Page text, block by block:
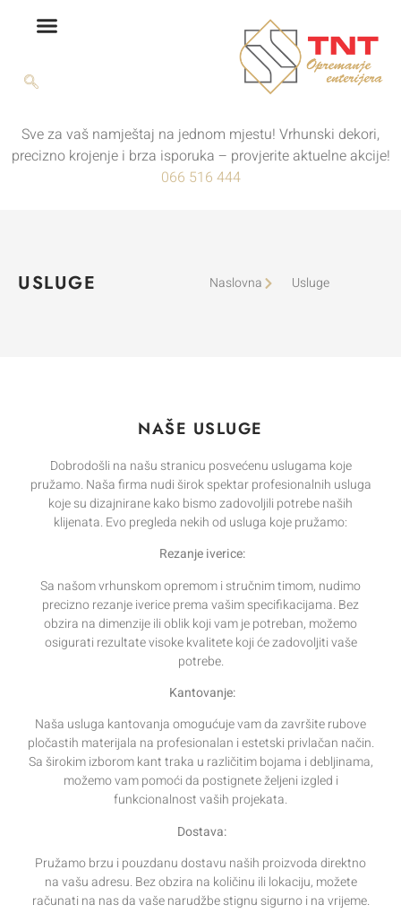
Sve za vaš namještaj na jednom mjestu! Vrhunski dekori,
precizno krojenje i brza isporuka – provjerite aktuelne akcije!
066 516 444
USLUGE Naslovna Usluge
NAŠE USLUGE
Dobrodošli na našu stranicu posvećenu uslugama koje
pružamo. Naša firma nudi širok spektar profesionalnih usluga
koje su dizajnirane kako bismo zadovoljili potrebe naših
klijenata. Evo pregleda nekih od usluga koje pružamo:
Rezanje iverice:
Sa našom vrhunskom opremom i stručnim timom, nudimo
precizno rezanje iverice prema vašim specifikacijama. Bez
obzira na dimenzije ili oblik koji vam je potreban, možemo
osigurati rezultate visoke kvalitete koji će zadovoljiti vaše
potrebe.
Kantovanje:
Naša usluga kantovanja omogućuje vam da završite rubove
pločastih materijala na profesionalan i estetski privlačan način.
Sa širokim izborom kant traka u različitim bojama i debljinama,
možemo vam pomoći da postignete željeni izgled i
funkcionalnost vaših projekata.
Dostava:
Pružamo brzu i pouzdanu dostavu naših proizvoda direktno
na vašu adresu. Bez obzira na količinu ili lokaciju, možete
računati na nas da vaše narudžbe stignu sigurno i na vrijeme.